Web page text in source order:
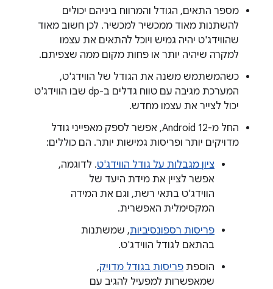
מספר התאים, הגודל והמרווח ביניהם יכולים
להשתנות מאוד ממכשיר למכשיר. לכן חשוב מאוד
שהווידג'ט יהיה גמיש ויוכל להתאים את עצמו
למקרה שיהיה יותר או פחות מקום ממה שצפיתם.
כשהמשתמש משנה את הגודל של הווידג'ט,
המערכת מגיבה עם טווח גדלים ב-dp שבו הווידג'ט
יכול לצייר את עצמו מחדש.
החל מ-Android 12, אפשר לספק מאפייני גודל
מדויקים יותר ופריסות גמישות יותר. הם כוללים:
ציון מגבלות על גודל הווידג'ט. לדוגמה,
אפשר לציין את מידת היעד של
הווידג'ט בתאי רשת, וגם את המידה
המקסימלית האפשרית.
פריסות רספונסיביות, שמשתנות
בהתאם לגודל הווידג'ט.
הוספת פריסות בגודל מדויק,
שמאפשרות למפעיל להגיב עם